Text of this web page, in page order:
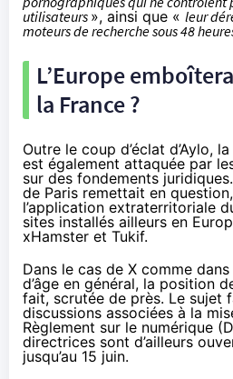
utilisateurs », ainsi que « leur
moteurs de recherche sous 48
L’Europe
la France ?
Outre le coup d’éclat d’Aylo,
est également attaquée par
sur des fondements
de Paris remettait en
l’application extraterritoriale
sites installés ailleurs en
xHamster et Tukif.
Dans le cas de X comme
d’âge en général, la position
fait, scrutée de près. Le sujet
discussions associées à la
Règlement sur le numérique
directrices sont d’ailleurs
jusqu’au 15 juin.